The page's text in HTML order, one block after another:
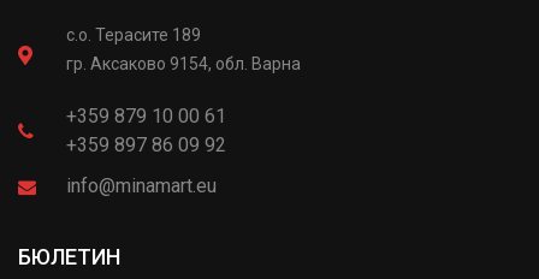
с.о. Терасите 189
гр. Аксаково 9154, обл. Варна
+359 879 10 00 61
+359 897 86 09 92
info@minamart.eu
БЮЛЕТИН